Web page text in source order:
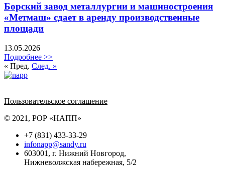
Борский завод металлургии и машиностроения
«Метмаш» сдает в аренду производственные
площади
13.05.2026
Подробнее >>
« Пред. След. »
Пользовательское соглашение
© 2021, РОР «НАПП»
+7 (831) 433-33-29
infonapp@sandy.ru
603001, г. Нижний Новгород,
Нижневолжская набережная, 5/2